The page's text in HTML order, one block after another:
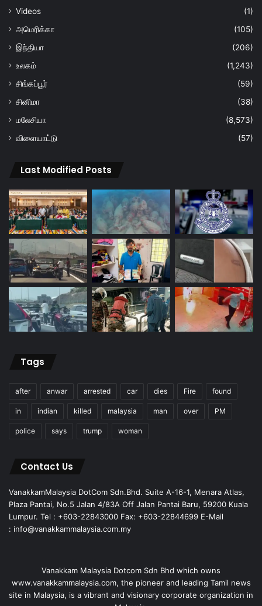
Videos
(1)
அமெரிக்கா
(105)
இந்தியா
(206)
உலகம்
(1,243)
சிங்கப்பூர்
(59)
சினிமா
(38)
மலேசியா
(8,573)
விளையாட்டு
(57)
Last Modified Posts
Tags
after anwar arrested car dies Fire found
in indian killed malaysia man over PM
police says trump woman
Contact Us
VanakkamMalaysia DotCom Sdn.Bhd. Suite A-16-1, Menara Atlas,
Plaza Pantai, No.5 Jalan 4/83A Off Jalan Pantai Baru, 59200 Kuala
Lumpur. Tel : +603-22843000 Fax: +603-22844699 E-Mail
: info@vanakkammalaysia.com.my
Vanakkam Malaysia Dotcom Sdn Bhd which owns
www.vanakkammalaysia.com, the pioneer and leading Tamil news
site in Malaysia, is a vibrant and visionary corporate organization in